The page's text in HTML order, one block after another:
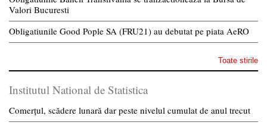
Valori Bucuresti
Obligatiunile Good Pople SA (FRU21) au debutat pe piata AeRO
Toate stirile
Institutul National de Statistica
Comerțul, scădere lunară dar peste nivelul cumulat de anul trecut